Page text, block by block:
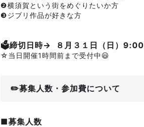
❷横須賀という街をめぐりたいか方
❸ジブリ作品が好きな方
🗳️締切日時→ ８月３１日（日）9:00
☆当日開催1時間前まで受付中😃
✏️募集人数・参加費について
■募集人数